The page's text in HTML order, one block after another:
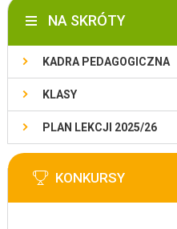
NA SKRÓTY
KADRA PEDAGOGICZNA
KLASY
PLAN LEKCJI 2025/26
KONKURSY